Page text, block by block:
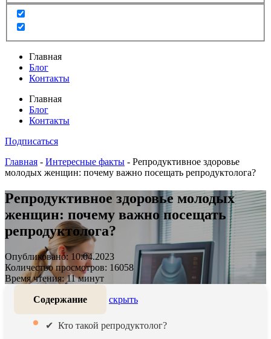
Главная
Блог
Контакты
Главная
Блог
Контакты
Подписаться
Главная - Интересные факты - Репродуктивное здоровье
молодых женщин: почему важно посещать репродуктолога?
Репродуктивное здоровье молодых
женщин: почему важно посещать
репродуктолога?
Опубликовано: 10.04.2023
Количество просмотров: 16058
Время чтения: 11 минут
Содержание скрыть
Кто такой репродуктолог?